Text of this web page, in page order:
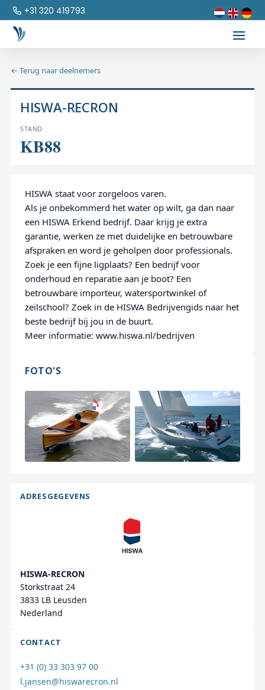
+31 320 419793
← Terug naar deelnemers
HISWA-RECRON
STAND
KB88
HISWA staat voor zorgeloos varen.
Als je onbekommerd het water op wilt, ga dan naar
een HISWA Erkend bedrijf. Daar krijg je extra
garantie, werken ze met duidelijke en betrouwbare
afspraken en word je geholpen door professionals.
Zoek je een fijne ligplaats? Een bedrijf voor
onderhoud en reparatie aan je boot? Een
betrouwbare importeur, watersportwinkel of
zeilschool? Zoek in de HISWA Bedrijvengids naar het
beste bedrijf bij jou in de buurt.
Meer informatie: www.hiswa.nl/bedrijven
FOTO'S
ADRESGEGEVENS
HISWA-RECRON
Storkstraat 24
3833 LB Leusden
Nederland
CONTACT
+31 (0) 33 303 97 00
l.jansen@hiswarecron.nl